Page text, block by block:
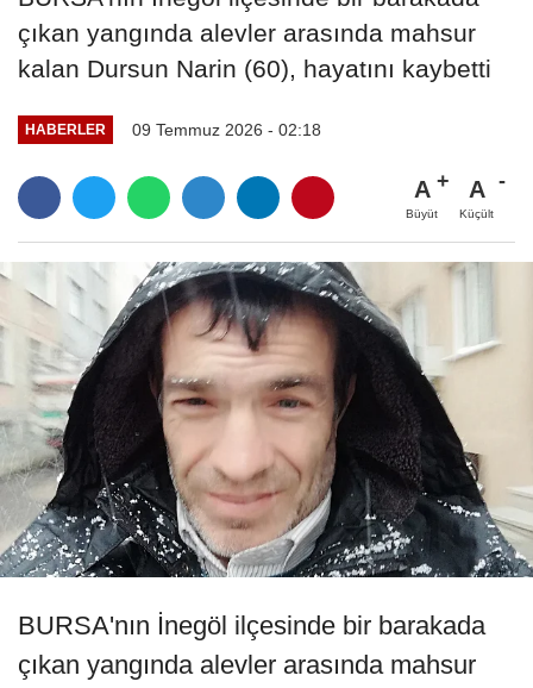
çıkan yangında alevler arasında mahsur
kalan Dursun Narin (60), hayatını kaybetti
HABERLER 09 Temmuz 2026 - 02:18
A
Büyüt
A
Küçült
BURSA'nın İnegöl ilçesinde bir barakada
çıkan yangında alevler arasında mahsur